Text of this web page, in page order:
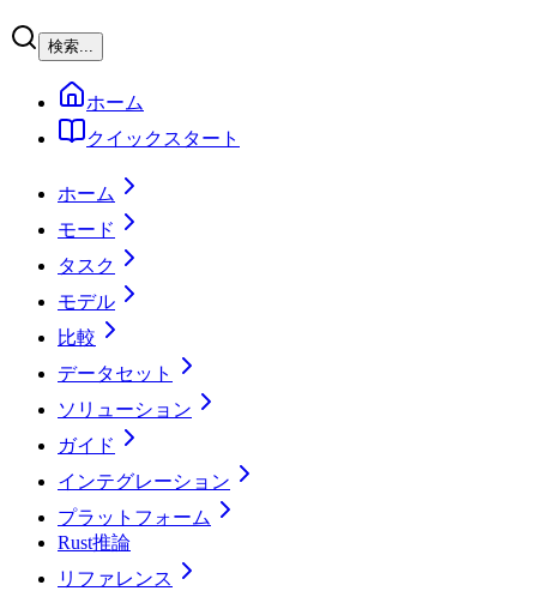
検索...
ホーム
クイックスタート
ホーム
モード
タスク
モデル
比較
データセット
ソリューション
ガイド
インテグレーション
プラットフォーム
Rust推論
リファレンス